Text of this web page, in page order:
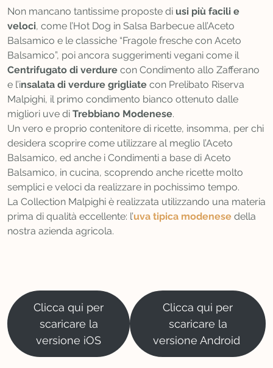
Non mancano tantissime proposte di usi più facili e
veloci, come l’Hot Dog in Salsa Barbecue all’Aceto
Balsamico e le classiche “Fragole fresche con Aceto
Balsamico”, poi ancora suggerimenti vegani come il
Centrifugato di verdure con Condimento allo Zafferano
e l’insalata di verdure grigliate con Prelibato Riserva
Malpighi, il primo condimento bianco ottenuto dalle
migliori uve di Trebbiano Modenese.
Un vero e proprio contenitore di ricette, insomma, per chi
desidera scoprire come utilizzare al meglio l’Aceto
Balsamico, ed anche i Condimenti a base di Aceto
Balsamico, in cucina, scoprendo anche ricette molto
semplici e veloci da realizzare in pochissimo tempo.
La Collection Malpighi è realizzata utilizzando una materia
prima di qualità eccellente: l’uva tipica modenese della
nostra azienda agricola.
Clicca qui per
scaricare la
versione iOS
Clicca qui per
scaricare la
versione Android